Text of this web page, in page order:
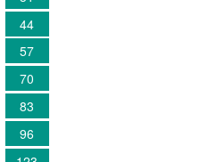
44
57
70
83
96